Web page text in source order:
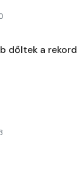
dőltek a